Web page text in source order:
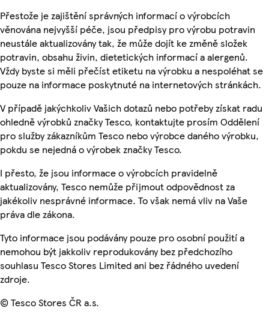
Přestože je zajištění správných informací o výrobcích
věnována nejvyšší péče, jsou předpisy pro výrobu potravin
neustále aktualizovány tak, že může dojít ke změně složek
potravin, obsahu živin, dietetických informací a alergenů.
Vždy byste si měli přečíst etiketu na výrobku a nespoléhat se
pouze na informace poskytnuté na internetových stránkách.
V případě jakýchkoliv Vašich dotazů nebo potřeby získat radu
ohledně výrobků značky Tesco, kontaktujte prosím Oddělení
pro služby zákazníkům Tesco nebo výrobce daného výrobku,
pokdu se nejedná o výrobek značky Tesco.
I přesto, že jsou informace o výrobcích pravidelně
aktualizovány, Tesco nemůže přijmout odpovědnost za
jakékoliv nesprávné informace. To však nemá vliv na Vaše
práva dle zákona.
Tyto informace jsou podávány pouze pro osobní použití a
nemohou být jakkoliv reprodukovány bez předchozího
souhlasu Tesco Stores Limited ani bez řádného uvedení
zdroje.
© Tesco Stores ČR a.s.